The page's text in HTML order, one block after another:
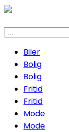
Biler
Bolig
Bolig
Fritid
Fritid
Mode
Mode